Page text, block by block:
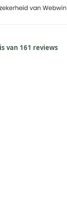
van 161 reviews